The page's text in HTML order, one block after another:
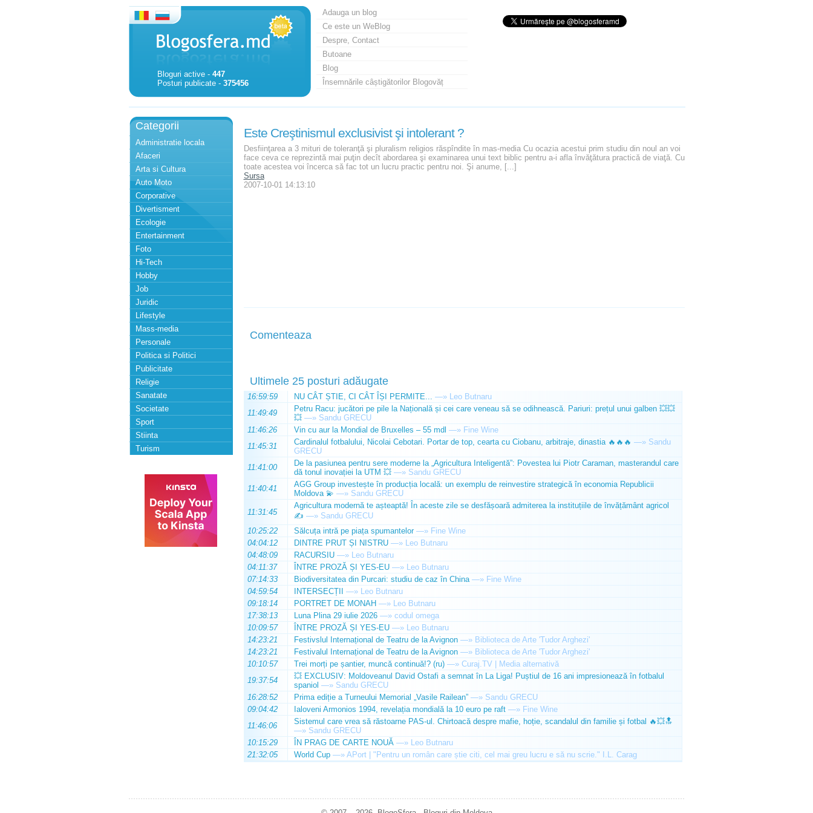
Bloguri active - 447
Posturi publicate - 375456
Adauga un blog
Ce este un WeBlog
Despre, Contact
Butoane
Blog
Însemnările câștigătorilor Blogovăț
Categorii
Administratie locala
Afaceri
Arta si Cultura
Auto Moto
Corporative
Divertisment
Ecologie
Entertainment
Foto
Hi-Tech
Hobby
Job
Juridic
Lifestyle
Mass-media
Personale
Politica si Politici
Publicitate
Religie
Sanatate
Societate
Sport
Stiinta
Turism
Este Creştinismul exclusivist şi intolerant ?
Desfiinţarea a 3 mituri de toleranţă şi pluralism religios răspîndite în mas-media Cu ocazia acestui prim studiu din noul an voi
face ceva ce reprezintă mai puţin decît abordarea şi examinarea unui text biblic pentru a-i afla învăţătura practică de viaţă. Cu
toate acestea voi încerca să fac tot un lucru practic pentru noi. Şi anume, [...]
Sursa
2007-10-01 14:13:10
Comenteaza
Ultimele 25 posturi adăugate
16:59:59 NU CÂT ȘTIE, CI CÂT ÎȘI PERMITE... —» Leo Butnaru
11:49:49
Petru Racu: jucători pe pile la Națională și cei care veneau să se odihnească. Pariuri: prețul unui galben 💥💥
💥 —» Sandu GRECU
11:46:26
Vin cu aur la Mondial de Bruxelles – 55 mdl —» Fine Wine
11:45:31
Cardinalul fotbalului, Nicolai Cebotari. Portar de top, cearta cu Ciobanu, arbitraje, dinastia 🔥🔥🔥 —» Sandu
GRECU
11:41:00
De la pasiunea pentru sere moderne la „Agricultura Inteligentă”: Povestea lui Piotr Caraman, masterandul care
dă tonul inovației la UTM 💥 —» Sandu GRECU
11:40:41
AGG Group investește în producția locală: un exemplu de reinvestire strategică în economia Republicii
Moldova 💫 —» Sandu GRECU
11:31:45
Agricultura modernă te așteaptă! În aceste zile se desfășoară admiterea la instituțiile de învățământ agricol
✍️ —» Sandu GRECU
10:25:22
Sălcuța intră pe piața spumantelor —» Fine Wine
04:04:12
DINTRE PRUT ȘI NISTRU —» Leo Butnaru
04:48:09
RACURSIU —» Leo Butnaru
04:11:37
ÎNTRE PROZĂ ȘI YES-EU —» Leo Butnaru
07:14:33
Biodiversitatea din Purcari: studiu de caz în China —» Fine Wine
04:59:54
INTERSECȚII —» Leo Butnaru
09:18:14
PORTRET DE MONAH —» Leo Butnaru
17:38:13
Luna Plina 29 iulie 2026 —» codul omega
10:09:57
ÎNTRE PROZĂ ȘI YES-EU —» Leo Butnaru
14:23:21
Festivslul Internațional de Teatru de la Avignon —» Biblioteca de Arte 'Tudor Arghezi'
14:23:21
Festivalul Internațional de Teatru de la Avignon —» Biblioteca de Arte 'Tudor Arghezi'
10:10:57
Trei morți pe șantier, muncă continuă!? (ru) —» Curaj.TV | Media alternativă
19:37:54
💥 EXCLUSIV: Moldoveanul David Ostafi a semnat în La Liga! Puștiul de 16 ani impresionează în fotbalul
spaniol —» Sandu GRECU
16:28:52
Prima ediție a Turneului Memorial „Vasile Railean” —» Sandu GRECU
09:04:42
Ialoveni Armonios 1994, revelația mondială la 10 euro pe raft —» Fine Wine
11:46:06
Sistemul care vrea să răstoarne PAS-ul. Chirtoacă despre mafie, hoție, scandalul din familie și fotbal 🔥💥🔝
—» Sandu GRECU
10:15:29
ÎN PRAG DE CARTE NOUĂ —» Leo Butnaru
21:32:05
World Cup —» APort | "Pentru un român care știe citi, cel mai greu lucru e să nu scrie." I.L. Carag